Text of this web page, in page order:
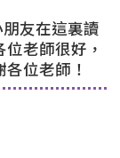
友在這裏讀
老師很好，
位老師！